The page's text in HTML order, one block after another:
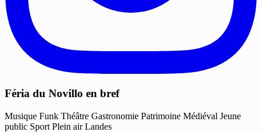
Féria du Novillo en bref
Musique Funk Théâtre Gastronomie Patrimoine Médiéval Jeune
public Sport Plein air Landes